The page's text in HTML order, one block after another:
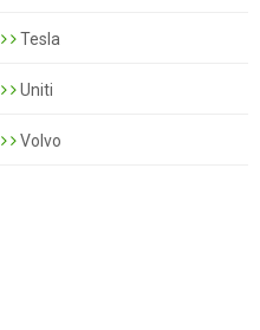
Tesla
Uniti
Volvo